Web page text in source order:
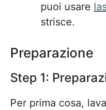
puoi usare
strisce.
Preparazione
Step 1:
Per prima cosa,